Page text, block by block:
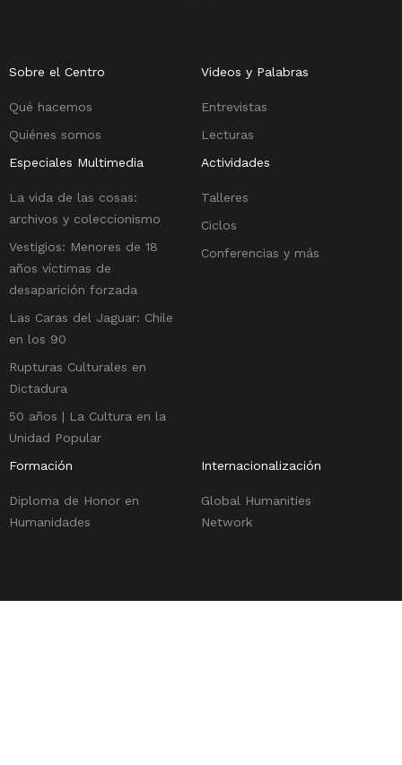
Sobre el Centro
Qué hacemos
Quiénes somos
Videos y Palabras
Entrevistas
Lecturas
Especiales Multimedia
La vida de las cosas:
archivos y coleccionismo
Vestigios: Menores de 18
años víctimas de
desaparición forzada
Las Caras del Jaguar: Chile
en los 90
Rupturas Culturales en
Dictadura
50 años | La Cultura en la
Unidad Popular
Actividades
Talleres
Ciclos
Conferencias y más
Formación
Diploma de Honor en
Humanidades
Internacionalización
Global Humanities
Network